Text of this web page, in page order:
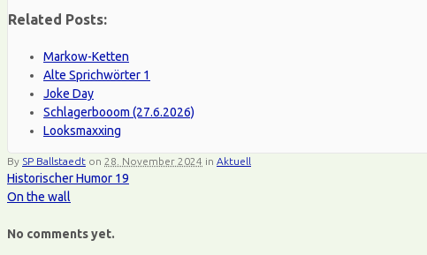
Related Posts:
Markow-Ketten
Alte Sprichwörter 1
Joke Day
Schlagerbooom (27.6.2026)
Looksmaxxing
By SP Ballstaedt on 28. November 2024 in Aktuell
Historischer Humor 19
On the wall
No comments yet.